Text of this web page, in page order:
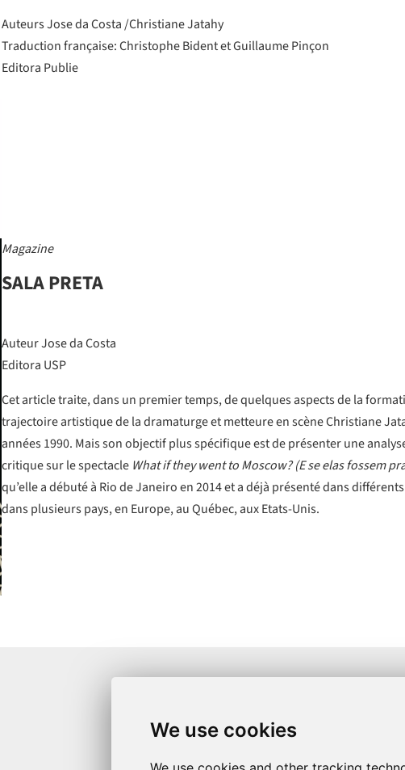
We use cookies
Auteurs Jose da Costa /Christiane Jatahy
Traduction française: Christophe Bident et Guillaume Pinçon
Editora Publie
Magazine
SALA PRETA
Auteur Jose da Costa
Editora USP
Cet article traite, dans un premier temps, de quelques aspects de la
trajectoire artistique de la dramaturge et metteure en scène Christiane
années 1990. Mais son objectif plus spécifique est de présenter une
critique sur le spectacle What if they went to Moscow? (E se elas fossem
qu’elle a débuté à Rio de Janeiro en 2014 et a déjà présenté dans
dans plusieurs pays, en Europe, au Québec, aux Etats-Unis.
Inscrivez-vous à notre newsletter pour suivre nos actualités.